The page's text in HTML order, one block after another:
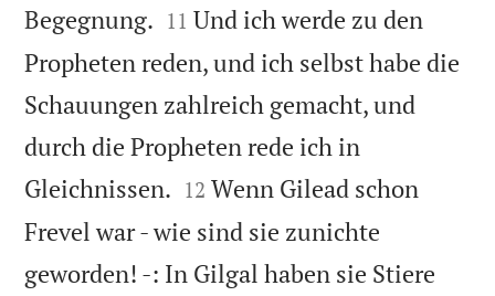
Begegnung. 

11 Und ich werde zu den
Propheten reden, und ich selbst habe die
Schauungen zahlreich gemacht, und
durch die Propheten rede ich in
Gleichnissen. 

12 Wenn Gilead schon
Frevel war - wie sind sie zunichte
geworden! -: In Gilgal haben sie Stiere